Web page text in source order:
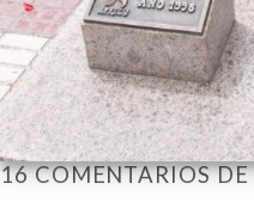
16 COMENTARIOS DE